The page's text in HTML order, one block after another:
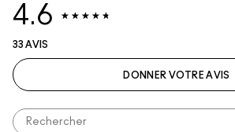
4.6
33 AVIS
DONNER VOTRE AVIS